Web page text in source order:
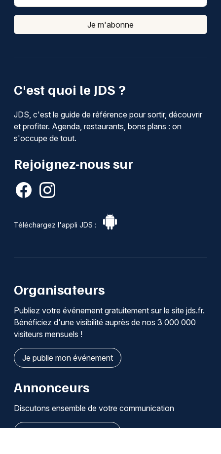
C'est quoi le JDS ?
JDS, c'est le guide de référence pour sortir, découvrir
et profiter. Agenda, restaurants, bons plans : on
s'occupe de tout.
Rejoignez-nous sur
Téléchargez l'appli JDS :
Je m'abonne
Organisateurs
Publiez votre événement gratuitement sur le site jds.fr.
Bénéficiez d'une visibilité auprès de nos 3 000 000
visiteurs mensuels !
Je publie mon événement
Annonceurs
Discutons ensemble de votre communication